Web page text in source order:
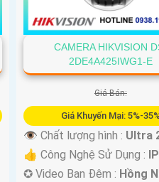
️
CAMERA HIKVISION
2DE4A425IWG1-E
Giá Bán:
Giá Khuyến Mại: 5%-
👁 Chất lượng hình : Ultra
👍 Công Nghệ Sử Dụng :
✪ Video Ban Đêm : Hồng